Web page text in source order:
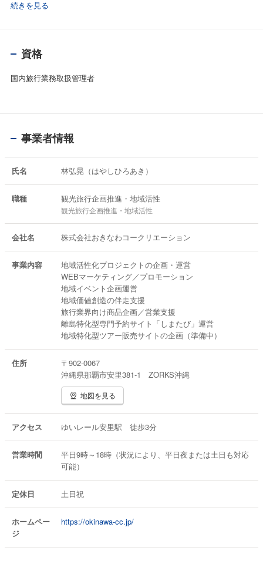
ポート。プロジェクト推進においては、年間予算1億円規模の運用か
続けている。
続きを見る
資格
国内旅行業務取扱管理者
事業者情報
氏名 林弘晃（はやしひろあき）
職種 観光旅行企画推進・地域活性
観光旅行企画推進・地域活性
会社名 株式会社おきなわコークリエーション
事業内容
地域活性化プロジェクトの企画・運営
WEBマーケティング／プロモーション
地域イベント企画運営
地域価値創造の伴走支援
旅行業界向け商品企画／営業支援
離島特化型専門予約サイト「しまたび」運営
地域特化型ツアー販売サイトの企画（準備中）
住所
〒902-0067
沖縄県那覇市安里381-1 ZORKS沖縄
地図を見る
アクセス ゆいレール安里駅 徒歩3分
営業時間
平日9時～18時（状況により、平日夜または土日も対応
可能）
定休日 土日祝
ホームペー
ジ
https://okinawa-cc.jp/